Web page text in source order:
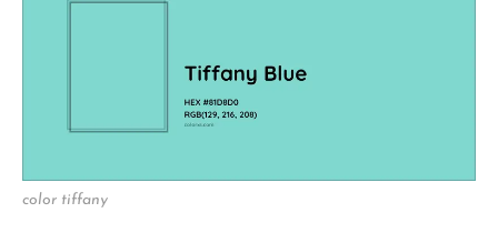
color tiffany